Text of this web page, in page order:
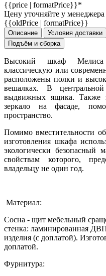
{{price | formatPrice}}*
Цену уточняйте у менеджера
{{oldPrice | formatPrice}}
Описание Условия доставки
Подъём и сборка
Высокий шкаф Мелиса
классическую или
расположены полки и
вешалках. В
выдвижных ящика. Также
зеркало на фасаде,
пространство.
Помимо вместительности
изготовления шкафа
экологически безопасный
свойствам которого,
владельцу не один год.
Материал:
Сосна - щит мебельный
стенка: ламинированная
изделия (с доплатой).
доплатой.
Фурнитура: